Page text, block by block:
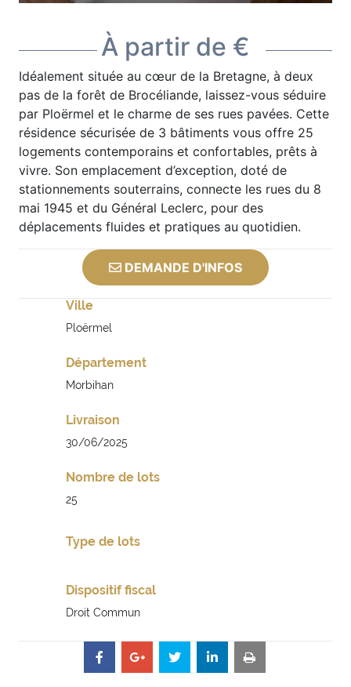
À partir de €
Idéalement située au cœur de la Bretagne, à deux
pas de la forêt de Brocéliande, laissez-vous séduire
par Ploërmel et le charme de ses rues pavées. Cette
résidence sécurisée de 3 bâtiments vous offre 25
logements contemporains et confortables, prêts à
vivre. Son emplacement d’exception, doté de
stationnements souterrains, connecte les rues du 8
mai 1945 et du Général Leclerc, pour des
déplacements fluides et pratiques au quotidien.
DEMANDE D'INFOS
Ville
Ploërmel
Département
Morbihan
Livraison
30/06/2025
Nombre de lots
25
Type de lots
Dispositif fiscal
Droit Commun